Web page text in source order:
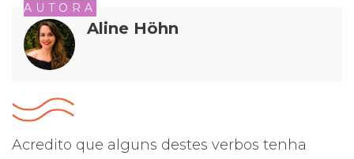
AUTORA
Aline Höhn
Acredito que alguns destes verbos tenha